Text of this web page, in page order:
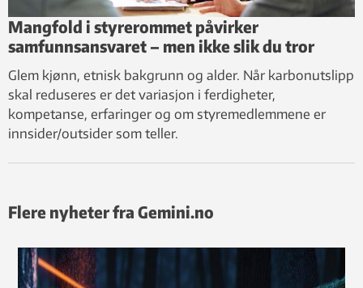
Mangfold i styrerommet påvirker
samfunnsansvaret – men ikke slik du tror
Glem kjønn, etnisk bakgrunn og alder. Når karbonutslipp
skal reduseres er det variasjon i ferdigheter,
kompetanse, erfaringer og om styremedlemmene er
innsider/outsider som teller.
Flere nyheter fra Gemini.no